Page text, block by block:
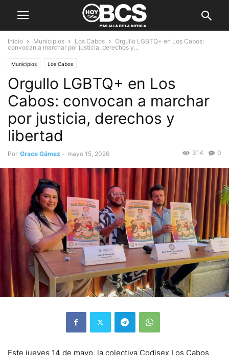
Inicio Municipios Los Cabos
Orgullo LGBTQ+ en Los Cabos:
convocan a marchar por justicia, derechos y...
Municipios Los Cabos
Orgullo LGBTQ+ en Los
Cabos: convocan a marchar
por justicia, derechos y
libertad
Por Grace Gámez - mayo 15, 2026 0
314
Este jueves 14 de mayo, la colectiva Codisex Los Cabos